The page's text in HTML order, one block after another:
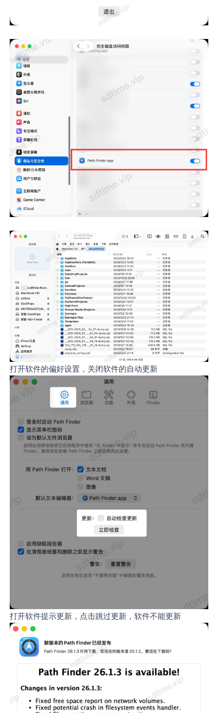
打开软件的偏好设置，关闭软件的自动更新
打开软件提示更新，点击跳过更新，软件不能更新